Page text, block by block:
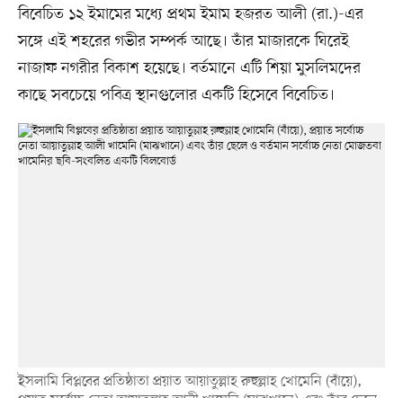
বিবেচিত ১২ ইমামের মধ্যে প্রথম ইমাম হজরত আলী (রা.)-এর
সঙ্গে এই শহরের গভীর সম্পর্ক আছে। তাঁর মাজারকে ঘিরেই
নাজাফ নগরীর বিকাশ হয়েছে। বর্তমানে এটি শিয়া মুসলিমদের
কাছে সবচেয়ে পবিত্র স্থানগুলোর একটি হিসেবে বিবেচিত।
ইসলামি বিপ্লবের প্রতিষ্ঠাতা প্রয়াত আয়াতুল্লাহ রুহুল্লাহ খোমেনি (বাঁয়ে),